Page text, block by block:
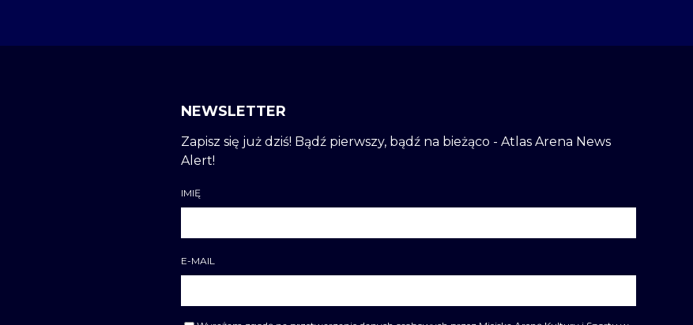
NEWSLETTER
Zapisz się już dziś! Bądź pierwszy, bądź na bieżąco - Atlas Arena News
Alert!
IMIĘ
E-MAIL